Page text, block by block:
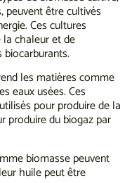
peuvent être cultivés
Ces cultures
chaleur et de
biocarburants.
les matières comme
eaux usées. Ces
pour produire de la
produire du biogaz par
biomasse peuvent
huile peut être